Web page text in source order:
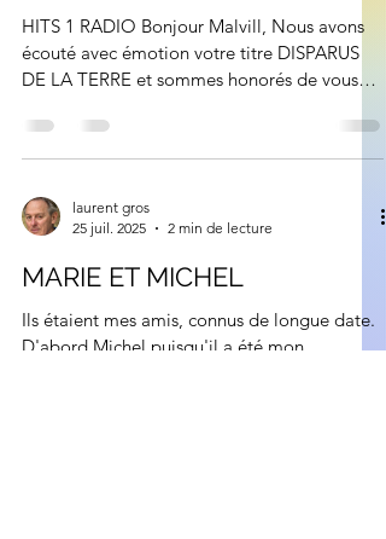
HITS 1 RADIO Bonjour Malvill, Nous avons
écouté avec émotion votre titre DISPARUS
DE LA TERRE et sommes honorés de vous
laurent gros
25 juil. 2025
2 min de lecture
MARIE ET MICHEL
Ils étaient mes amis, connus de longue date.
D'abord Michel puisqu'il a été mon